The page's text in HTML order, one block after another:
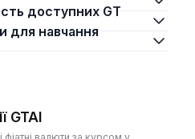
GTAI
фіатні валюти за курсом у